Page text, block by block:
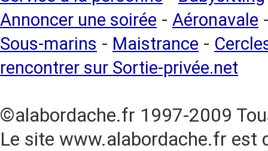
Annoncer une soirée - Aéronavale
Sous-marins - Maistrance -
rencontrer sur Sortie-privée.net
©alabordache.fr 1997-2009
Le site www.alabordache.fr est